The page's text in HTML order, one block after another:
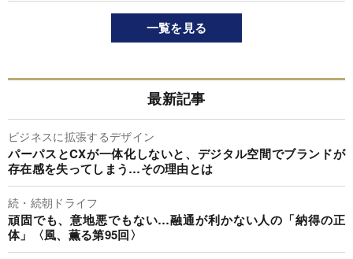
一覧を見る
最新記事
ビジネスに拡張するデザイン
パーパスとCXが一体化しないと、デジタル空間でブランドが
存在感を失ってしまう…その理由とは
続・続朝ドライフ
頑固でも、意地悪でもない…融通が利かない人の「納得の正
体」〈風、薫る第95回〉